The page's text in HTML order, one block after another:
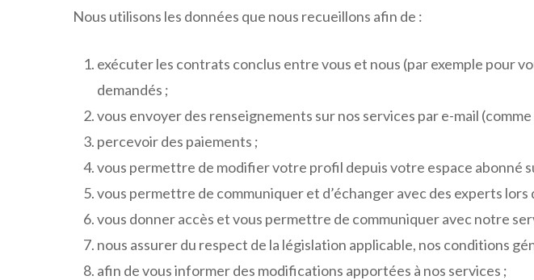
Nous utilisons les données que nous recueillons afin de :
exécuter les contrats conclus entre vous et nous (par exemple pour
demandés ;
vous envoyer des renseignements sur nos services par e-mail
percevoir des paiements ;
vous permettre de modifier votre profil depuis votre espace abonné
vous permettre de communiquer et d’échanger avec des experts
vous donner accès et vous permettre de communiquer avec notre
nous assurer du respect de la législation applicable, nos conditions
afin de vous informer des modifications apportées à nos services ;